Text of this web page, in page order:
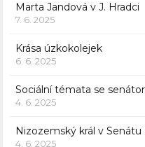
Marta Jandová v J. Hradci
7. 6. 2025
Krása úzkokolejek
6. 6. 2025
Sociální témata se
4. 6. 2025
Nizozemský král v Senátu
4. 6. 2025